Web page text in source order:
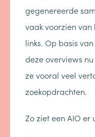
gegenereerde
vaak voorzien
links. Op basis
deze overviews
ze vooral veel
zoekopdrachten.
Zo ziet een AIO er